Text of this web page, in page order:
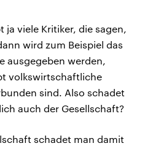
ja viele Kritiker, die sagen,
wird zum Beispiel das
ausgegeben werden,
volkswirtschaftliche
sind. Also schadet
auch der Gesellschaft?
schadet man damit